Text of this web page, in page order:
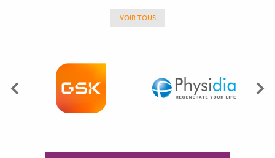
VOIR TOUS
Précédent